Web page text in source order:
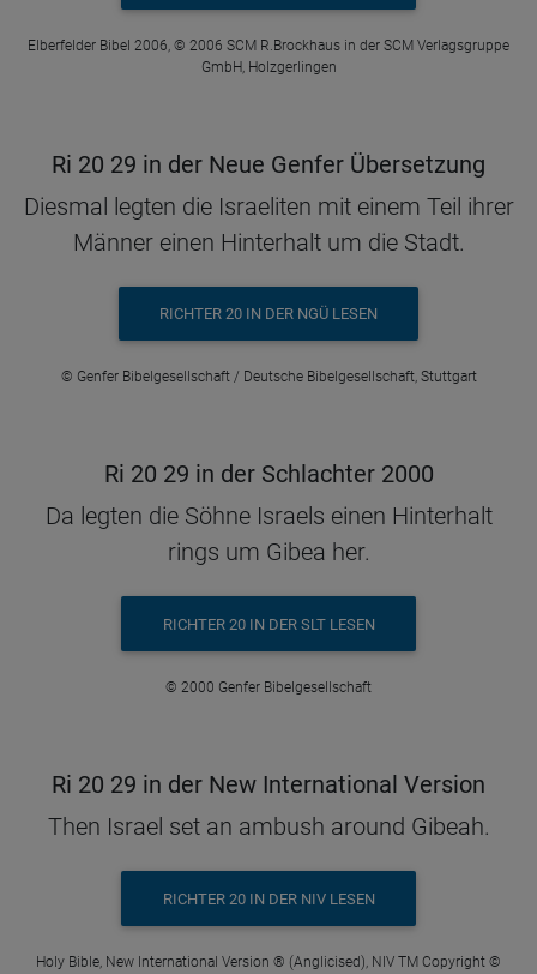
Elberfelder Bibel 2006, © 2006 SCM R.Brockhaus in der SCM Verlagsgruppe
GmbH, Holzgerlingen
Ri 20 29 in der Neue Genfer Übersetzung
Diesmal legten die Israeliten mit einem Teil ihrer
Männer einen Hinterhalt um die Stadt.
RICHTER 20 IN DER NGÜ LESEN
© Genfer Bibelgesellschaft / Deutsche Bibelgesellschaft, Stuttgart
Ri 20 29 in der Schlachter 2000
Da legten die Söhne Israels einen Hinterhalt
rings um Gibea her.
RICHTER 20 IN DER SLT LESEN
© 2000 Genfer Bibelgesellschaft
Ri 20 29 in der New International Version
Then Israel set an ambush around Gibeah.
RICHTER 20 IN DER NIV LESEN
Holy Bible, New International Version ® (Anglicised), NIV TM Copyright ©